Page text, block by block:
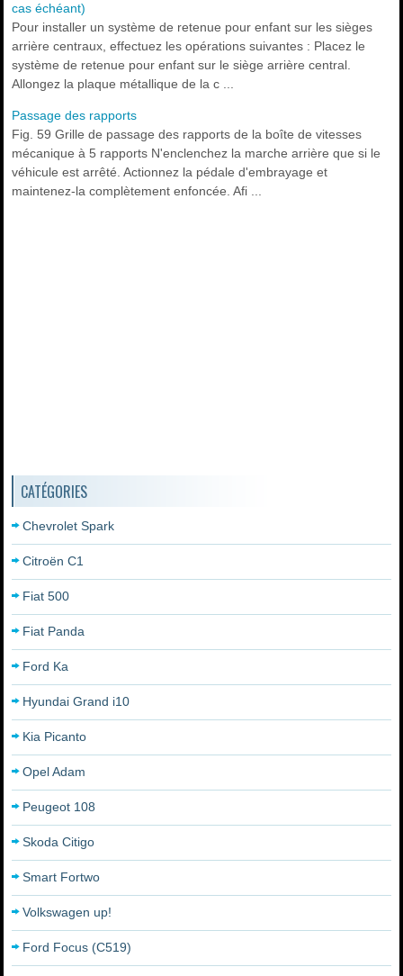
cas échéant)
Pour installer un système de retenue pour enfant sur les sièges
arrière centraux, effectuez les opérations suivantes : Placez le
système de retenue pour enfant sur le siège arrière central.
Allongez la plaque métallique de la c ...
Passage des rapports
Fig. 59 Grille de passage des rapports de la boîte de vitesses
mécanique à 5 rapports N'enclenchez la marche arrière que si le
véhicule est arrêté. Actionnez la pédale d'embrayage et
maintenez-la complètement enfoncée. Afi ...
CATÉGORIES
Chevrolet Spark
Citroën C1
Fiat 500
Fiat Panda
Ford Ka
Hyundai Grand i10
Kia Picanto
Opel Adam
Peugeot 108
Skoda Citigo
Smart Fortwo
Volkswagen up!
Ford Focus (C519)